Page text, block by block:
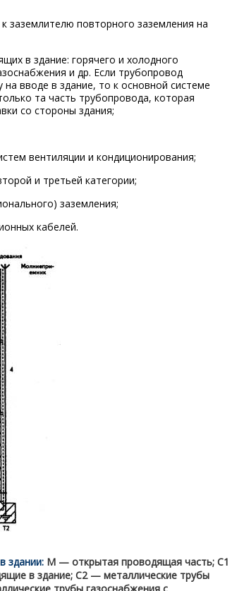
заземлителю повторного заземления на
в здание: горячего и холодного
и др. Если трубопровод
вводе в здание, то к основной системе
та часть трубопровода, которая
со стороны здания;
вентиляции и кондиционирования;
и третьей категории;
заземления;
кабелей.
здании: М — открытая проводящая часть; С1
в здание; С2 — металлические трубы